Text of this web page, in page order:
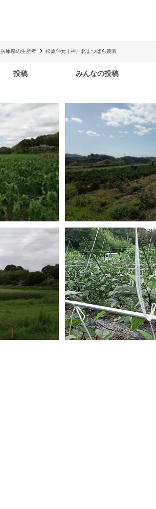
兵庫県の生産者 松原伸元 | 神戸北まつばら農園
投稿 みんなの投稿